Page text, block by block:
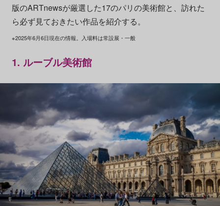
版のARTnewsが厳選した17のパリの美術館と、訪れた
ら必ず見ておきたい作品を紹介する。
※2025年6月6日現在の情報。入場料は常設展・一般
1. ルーブル美術館